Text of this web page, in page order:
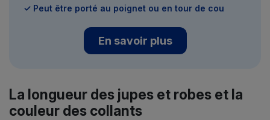
✓ Peut être porté au poignet ou en tour de cou
En savoir plus
La longueur des jupes et robes et la
couleur des collants